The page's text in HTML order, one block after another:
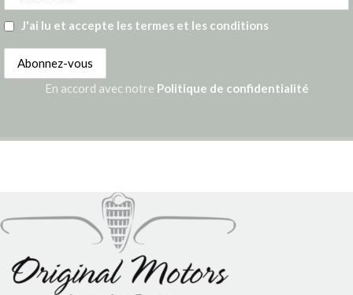
J'ai lu et accepte les termes et les conditions
En accord avec notre Politique de confidentialité